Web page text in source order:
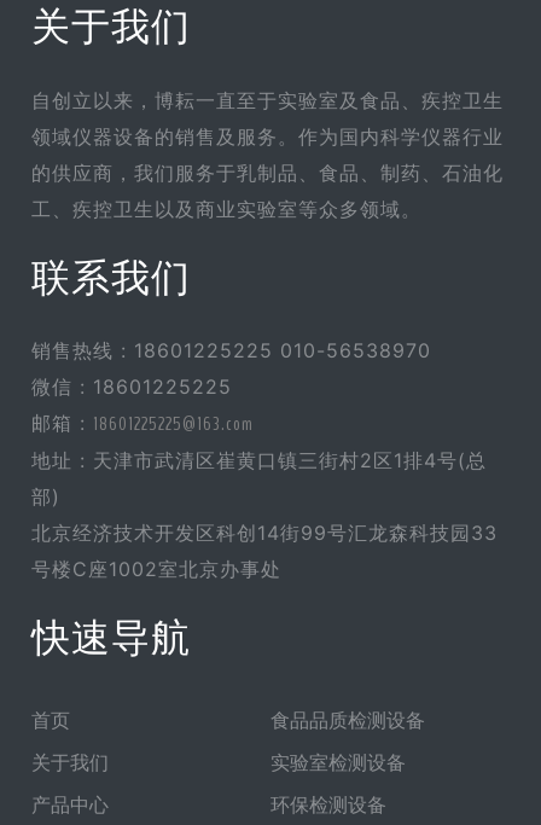
关于我们
自创立以来，博耘一直至于实验室及食品、疾控卫生
领域仪器设备的销售及服务。作为国内科学仪器行业
的供应商，我们服务于乳制品、食品、制药、石油化
工、疾控卫生以及商业实验室等众多领域。
联系我们
销售热线 : 18601225225 010-56538970
微信 : 18601225225
邮箱 : 18601225225@163.com
地址 : 天津市武清区崔黄口镇三街村2区1排4号(总
部)
北京经济技术开发区科创14街99号汇龙森科技园33
号楼C座1002室北京办事处
快速导航
首页
关于我们
产品中心
食品品质检测设备
实验室检测设备
环保检测设备